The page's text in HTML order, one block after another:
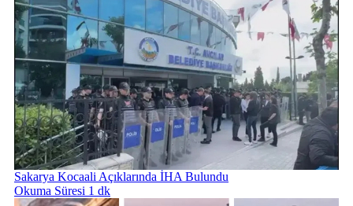
Sakarya Kocaali Açıklarında İHA Bulundu
Okuma Süresi 1 dk